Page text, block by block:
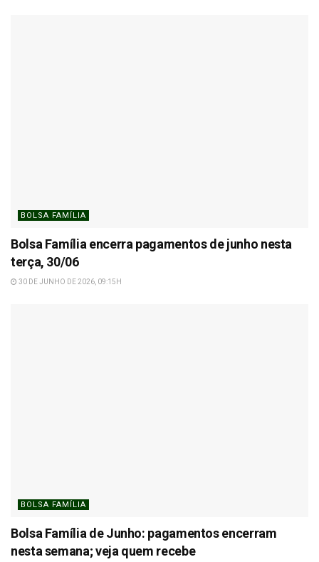
BOLSA FAMÍLIA
Bolsa Família encerra pagamentos de junho nesta
terça, 30/06
30 DE JUNHO DE 2026, 09:15H
BOLSA FAMÍLIA
Bolsa Família de Junho: pagamentos encerram
nesta semana; veja quem recebe